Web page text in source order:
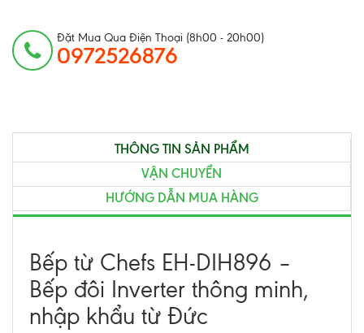
Đặt Mua Qua Điện Thoại (8h00 - 20h00)
0972526876
THÔNG TIN SẢN PHẨM
VẬN CHUYỂN
HƯỚNG DẪN MUA HÀNG
Bếp từ Chefs EH-DIH896 –
Bếp đôi Inverter thông minh,
nhập khẩu từ Đức